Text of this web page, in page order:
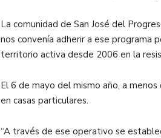
La comunidad de San José del
nos convenía adherir a ese programa
territorio activa desde 2006 en la
El 6 de mayo del mismo año, a
en casas particulares.
“A través de ese operativo se